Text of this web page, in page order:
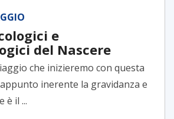
e
del Nascere
che inizieremo con questa
inerente la gravidanza e
è il ...